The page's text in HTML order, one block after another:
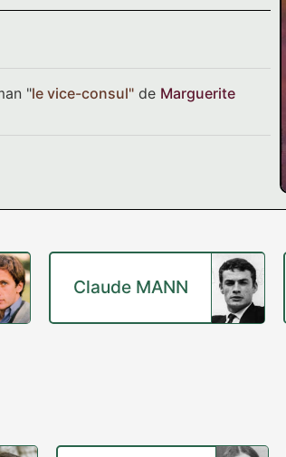
"le vice-consul"de Marguerite
Claude MANN